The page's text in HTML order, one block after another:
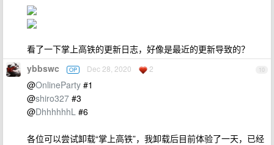
看了一下掌上高铁的更新日志，好像是最近的更新导致的？
10
ybbswc OP Dec 28, 2020 2
@OnlineParty #1
@shiro327 #3
@DhhhhhhL #6
各位可以尝试卸载“掌上高铁”，我卸载后目前体验了一天，已经